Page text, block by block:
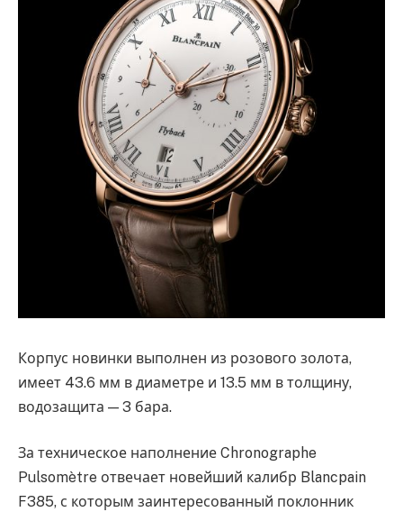
Корпус новинки выполнен из розового золота,
имеет 43.6 мм в диаметре и 13.5 мм в толщину,
водозащита — 3 бара.
За техническое наполнение Chronographe
Pulsomètre отвечает новейший калибр Blancpain
F385, с которым заинтересованный поклонник